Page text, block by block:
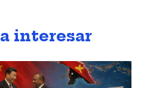
interesar